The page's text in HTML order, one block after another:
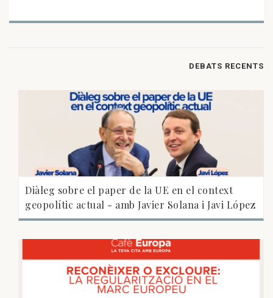
DEBATS RECENTS
Diàleg sobre el paper de la UE en el context
geopolític actual - amb Javier Solana i Javi López